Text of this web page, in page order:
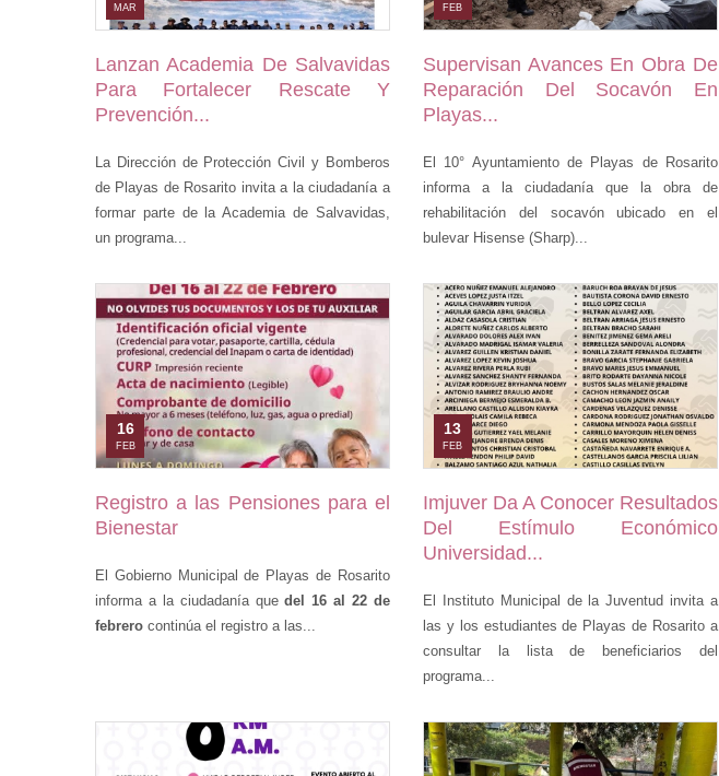
MAR
Lanzan Academia De Salvavidas
Para Fortalecer Rescate Y
Prevención...
La Dirección de Protección Civil y Bomberos
de Playas de Rosarito invita a la ciudadanía a
formar parte de la Academia de Salvavidas,
un programa...
FEB
Supervisan Avances En Obra De
Reparación Del Socavón En
Playas...
El 10° Ayuntamiento de Playas de Rosarito
informa a la ciudadanía que la obra de
rehabilitación del socavón ubicado en el
bulevar Hisense (Sharp)...
16
FEB
Registro a las Pensiones para el
Bienestar
El Gobierno Municipal de Playas de Rosarito
informa a la ciudadanía quedel 16 al 22 de
febrero continúa el registro a las...
13
FEB
Imjuver Da A Conocer Resultados
Del Estímulo Económico
Universidad...
El Instituto Municipal de la Juventud invita a
las y los estudiantes de Playas de Rosarito a
consultar la lista de beneficiarios del
programa...